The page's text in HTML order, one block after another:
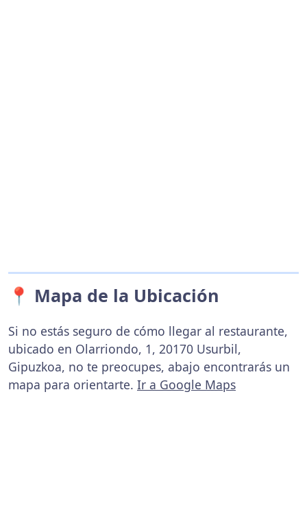
📍 Mapa de la Ubicación
Si no estás seguro de cómo llegar al restaurante,
ubicado en Olarriondo, 1, 20170 Usurbil,
Gipuzkoa, no te preocupes, abajo encontrarás un
mapa para orientarte. Ir a Google Maps